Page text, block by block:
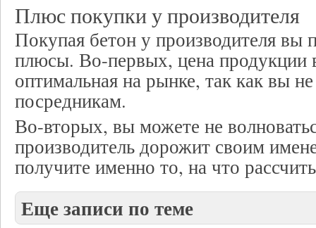
Плюс покупки у производителя
Покупая бетон у производителя вы
плюсы. Во-первых, цена продукции
оптимальная на рынке, так как вы
посредникам.
Во-вторых, вы можете не
производитель дорожит своим
получите именно то, на что
Еще записи по теме